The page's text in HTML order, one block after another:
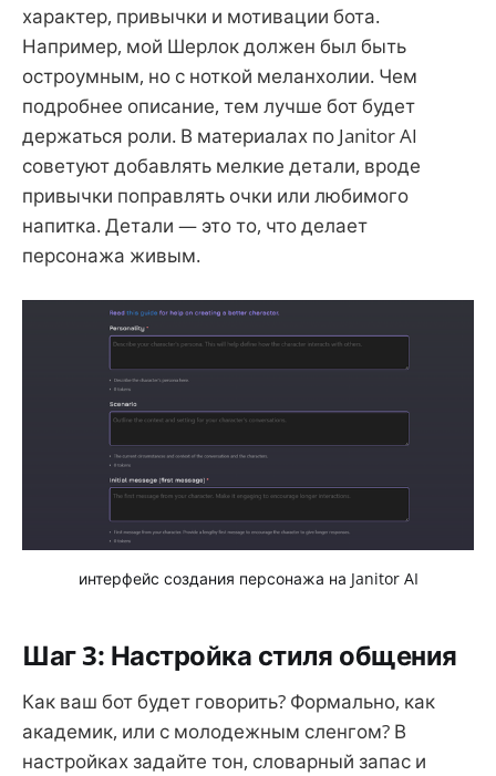
характер, привычки и мотивации бота.
Например, мой Шерлок должен был быть
остроумным, но с ноткой меланхолии. Чем
подробнее описание, тем лучше бот будет
держаться роли. В материалах по Janitor AI
советуют добавлять мелкие детали, вроде
привычки поправлять очки или любимого
напитка. Детали — это то, что делает
персонажа живым.
интерфейс создания персонажа на Janitor AI
Шаг 3: Настройка стиля общения
Как ваш бот будет говорить? Формально, как
академик, или с молодежным сленгом? В
настройках задайте тон, словарный запас и